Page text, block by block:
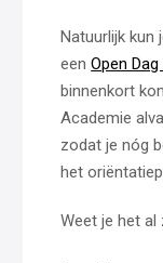
Natuurlijk kun
eenOpen Dag
binnenkort
Academie
zodat je nóg
het
Weet je het